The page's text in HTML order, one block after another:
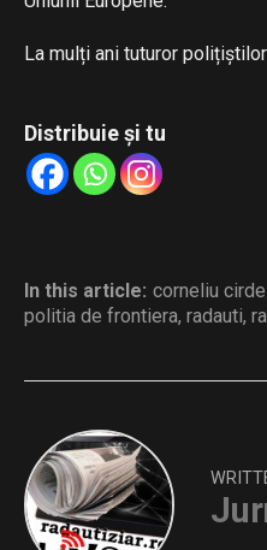
La mulți ani tuturor
Distribuie și tu
In this article: corneliu
politia de frontiera, radauti,